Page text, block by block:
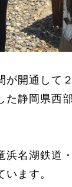
開通して２
静岡県西
浜名湖鉄道
ます。